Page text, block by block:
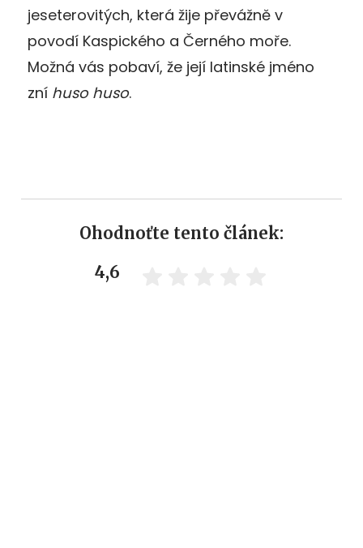
jeseterovitých, která žije převážně v
povodí Kaspického a Černého moře.
Možná vás pobaví, že její latinské jméno
zní huso huso.
Ohodnoťte tento článek:
4,6